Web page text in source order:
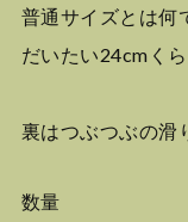
普通サイズとは何で
だいたい24cmく
裏はつぶつぶの滑
数量